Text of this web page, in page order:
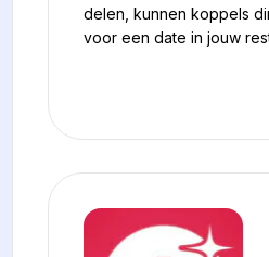
delen, kunnen koppels
voor een date in jouw